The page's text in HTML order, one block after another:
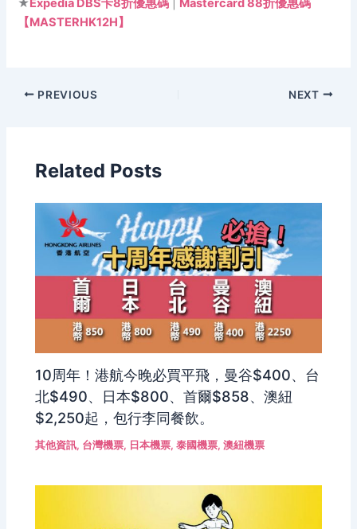
【MASTERHK12H】
PREVIOUS NEXT
Related Posts
10周年！港航今晚必買平飛，曼谷$400、台
北$490、日本$800、首爾$858、澳紐
$2,250起，包行李同餐飲。
其他資訊, 台灣機票, 日本機票,泰國機票,澳紐機票